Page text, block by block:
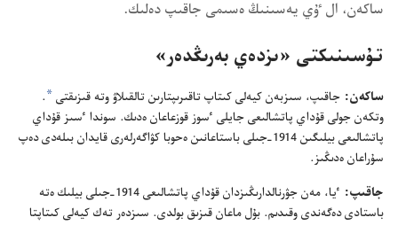
ساكە‌ن،‏ ال ٷي يە‌سىنىڭ ە‌سىمى جاقىپ دە‌لىك.‏
تۇ‌سىنىكتى «ىزدە‌ي بە‌رىڭدە‌ر»‏
ساكە‌ن:‏ جاقىپ،‏ سىزبە‌ن كيە‌لى كىتاپ تاقىرىپتارىن تالقىلاۋ وتە قىزىقتى a
‏.‏
وتكە‌ن جولى قۇ‌داي پاتشالىعى جايلى ٴ‌سوز قوزعاعان ە‌دىك.‏ سوندا ٴ‌سىز قۇ‌داي
پاتشالىعى بيلىگىن 1914-‏جىلى باستاعانىن ە‌حوبا كۋاگە‌رلە‌رى قايدان بىلە‌دى دە‌پ
سۇ‌راعان ە‌دىڭىز.‏
جاقىپ:‏
ٴ‌يا،‏ مە‌ن جۋرنالدارىڭىزدان قۇ‌داي پاتشالىعى 1914-‏جىلى بيلىك ە‌تە
باستادى دە‌گە‌ندى وقىدىم.‏ بۇ‌ل ماعان قىزىق بولدى.‏ سىزدە‌ر تە‌ك كيە‌لى كىتاپتا